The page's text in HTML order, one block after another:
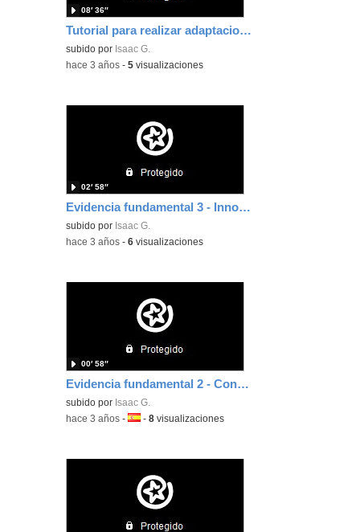
Tutorial para realizar adaptaciones curriculares en Educación Infantil
subido por Isaac G.
08′ 36″
-hace 3 años -5 visualizaciones
Evidencia fundamental 3 - Innovación metodológica
subido por Isaac G.
02′ 58″
-hace 3 años -6 visualizaciones
Evidencia fundamental 2 - Contenido digital 3
subido por Isaac G.
00′ 58″
-hace 3 años -Idioma:
-8 visualizaciones